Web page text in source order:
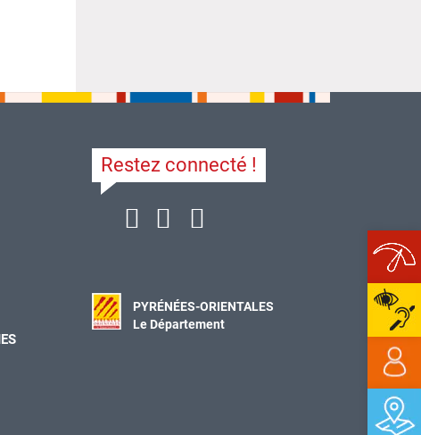
Restez connecté !
PYRÉNÉES-ORIENTALES
Le Département